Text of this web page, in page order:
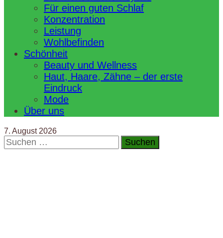
Für einen guten Schlaf
Konzentration
Leistung
Wohlbefinden
Schönheit
Beauty und Wellness
Haut, Haare, Zähne – der erste
Eindruck
Mode
Über uns
7. August 2026
Suchen
nach: